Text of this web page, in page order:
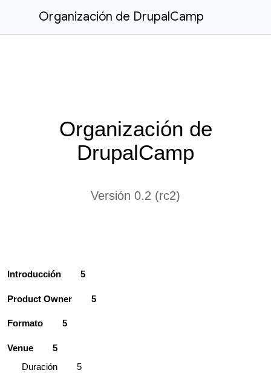
Organización de DrupalCamp
Organización de
DrupalCamp
Versión 0.2 (rc2)
Introducción 5
Product Owner 5
Formato 5
Venue
5
Duración
5